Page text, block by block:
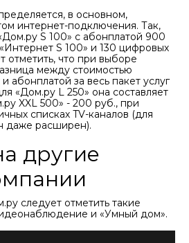
в основном,
интернет-подключения. Так,
S 100» с абонплатой 900
S 100» и 130 цифровых
отметить, что при выборе
между стоимостью
абонплатой за весь пакет услуг
«Дом.ру L 250» она составляет
XXL 500» - 200 руб., при
списках TV-каналов (для
даже расширен).
другие
следует отметить такие
и «Умный дом».